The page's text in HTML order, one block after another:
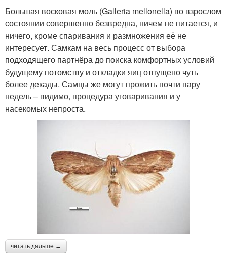
Большая восковая моль (Galleria mellonella) во взрослом
состоянии совершенно безвредна, ничем не питается, и
ничего, кроме спаривания и размножения её не
интересует. Самкам на весь процесс от выбора
подходящего партнёра до поиска комфортных условий
будущему потомству и откладки яиц отпущено чуть
более декады. Самцы же могут прожить почти пару
недель – видимо, процедура уговаривания и у
насекомых непроста.
читать дальше →